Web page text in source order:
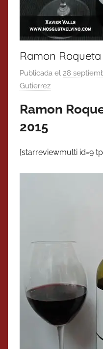
Ramon
Publicada el 28
Gutierrez
Ramon
2015
[starreviewmulti id=9